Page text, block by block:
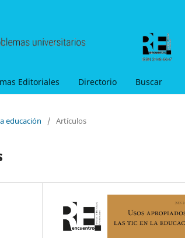
Editoriales Directorio Buscar
educación / Artículos